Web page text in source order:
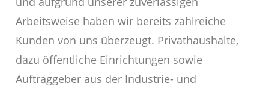
Arbeitsweise haben wir bereits zahlreiche
Kunden von uns überzeugt. Privathaushalte,
dazu öffentliche Einrichtungen sowie
Auftraggeber aus der Industrie- und